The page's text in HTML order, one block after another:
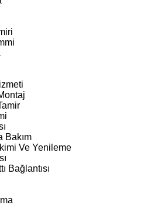
Bakım
Ve Yenileme
Bağlantısı